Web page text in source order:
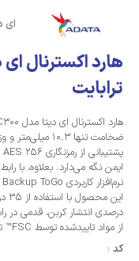
ای
ترابایت
درصدی انتشار کربن، قدمی در
از مواد تاییدشده توسط FSC™ تهیه شده است.
کد :